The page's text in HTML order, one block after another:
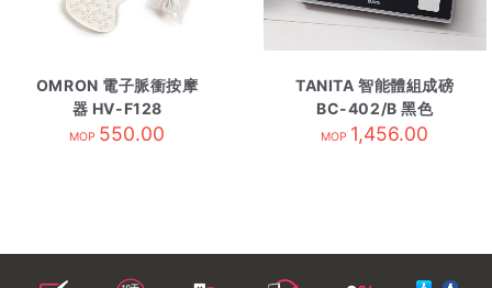
OMRON 電子脈衝按摩
器 HV-F128
MOP 550.00
TANITA 智能體組成磅
BC-402/B 黑色
MOP 1,456.00